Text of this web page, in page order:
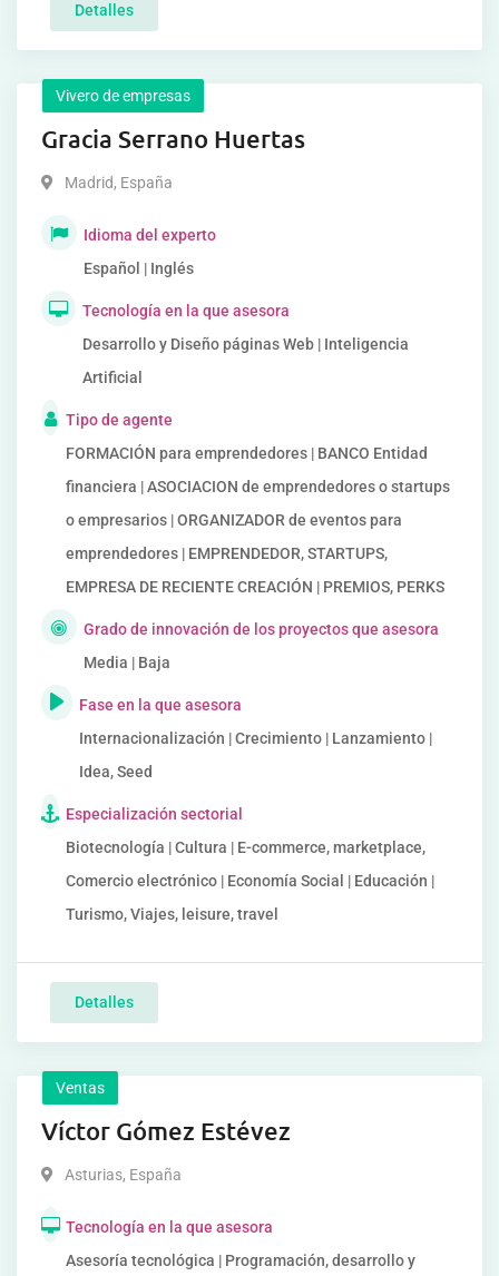
Detalles
Vivero de empresas
Gracia Serrano Huertas
Madrid, España
Idioma del experto
Español | Inglés
Tecnología en la que asesora
Desarrollo y Diseño páginas Web | Inteligencia
Artificial
Tipo de agente
FORMACIÓN para emprendedores | BANCO Entidad
financiera | ASOCIACION de emprendedores o startups
o empresarios | ORGANIZADOR de eventos para
emprendedores | EMPRENDEDOR, STARTUPS,
EMPRESA DE RECIENTE CREACIÓN | PREMIOS, PERKS
Grado de innovación de los proyectos que asesora
Media | Baja
Fase en la que asesora
Internacionalización | Crecimiento | Lanzamiento |
Idea, Seed
Especialización sectorial
Biotecnología | Cultura | E-commerce, marketplace,
Comercio electrónico | Economía Social | Educación |
Turismo, Viajes, leisure, travel
Detalles
Ventas
Víctor Gómez Estévez
Asturias, España
Tecnología en la que asesora
Asesoría tecnológica | Programación, desarrollo y